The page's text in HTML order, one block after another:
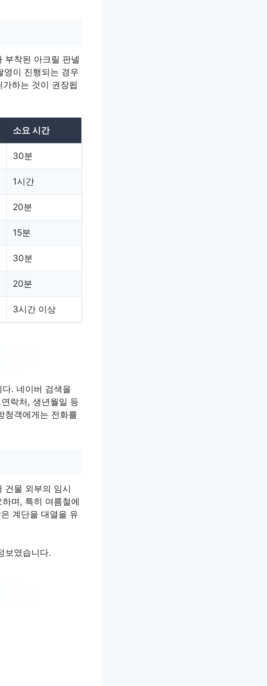
부착된 아크릴 판넬
영이 진행되는 경우
하는 것이 권장됩
소요 시간
30분
1시간
20분
15분
30분
20분
3시간 이상
. 네이버 검색을
락처, 생년월일 등
청객에게는 전화를
건물 외부의 임시
며, 특히 여름철에
계단을 대열을 유
보였습니다.